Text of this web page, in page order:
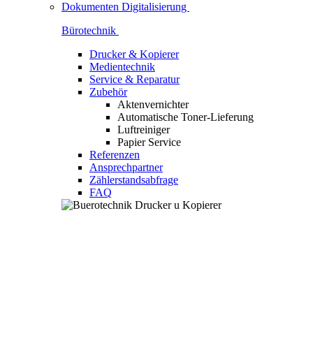
Dokumenten Digitalisierung
Bürotechnik
Drucker & Kopierer
Medientechnik
Service & Reparatur
Zubehör
Aktenvernichter
Automatische Toner-Lieferung
Luftreiniger
Papier Service
Referenzen
Ansprechpartner
Zählerstandsabfrage
FAQ